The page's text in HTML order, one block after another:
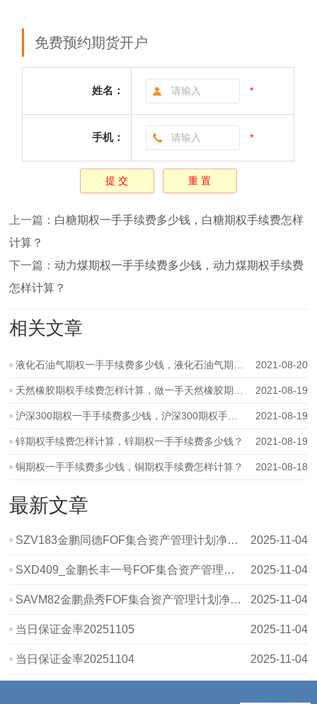
免费预约期货开户
姓名： *
手机： *
上一篇： 白糖期权一手手续费多少钱，白糖期权手续费怎样
计算？
下一篇：动力煤期权一手手续费多少钱，动力煤期权手续费
怎样计算？
相关文章
液化石油气期权一手手续费多少钱，液化石油气期权手续费怎样计算？ 2021-08-20
天然橡胶期权手续费怎样计算，做一手天然橡胶期权需要多少钱？ 2021-08-19
沪深300期权一手手续费多少钱，沪深300期权手续费怎样计算？ 2021-08-19
锌期权手续费怎样计算，锌期权一手手续费多少钱？ 2021-08-19
铜期权一手手续费多少钱，铜期权手续费怎样计算？ 2021-08-18
最新文章
SZV183金鹏同德FOF集合资产管理计划净值波动表20251031 2025-11-04
SXD409_金鹏长丰一号FOF集合资产管理计划_20251031_净值表 2025-11-04
SAVM82金鹏鼎秀FOF集合资产管理计划净值波动表20251031 2025-11-04
当日保证金率20251105 2025-11-04
当日保证金率20251104 2025-11-04